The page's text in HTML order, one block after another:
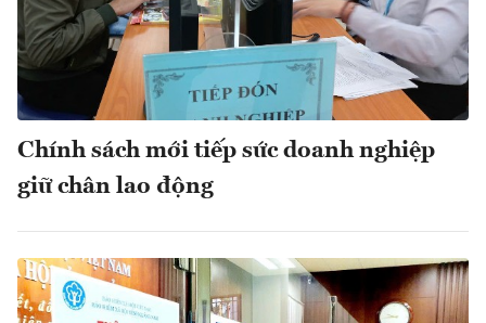
Chính sách mới tiếp sức doanh nghiệp
giữ chân lao động